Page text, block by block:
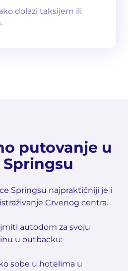
dolazi taksijem ili
putovanje u
Springsu najpraktičniji je i
Crvenog centra.
autodom za svoju
u outbacku:
sobe u hotelima u